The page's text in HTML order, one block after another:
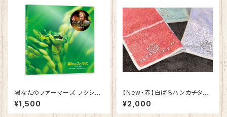
陽なたのファーマーズ フクシマ
と希望 主題歌「きみの手のワル
ツ」
¥1,500
【New・赤】白ばらハンカチタオ
ル
¥2,000